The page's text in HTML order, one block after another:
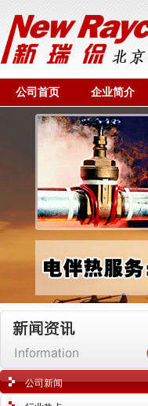
公司首页 企业简介
公司新闻